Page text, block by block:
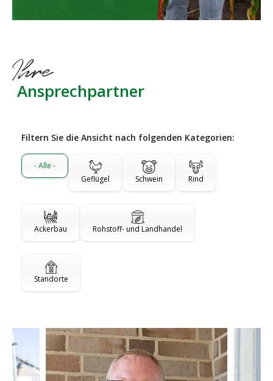
Ihre
Ansprechpartner
Filtern Sie die Ansicht nach folgenden Kategorien:
- Alle -
Geflügel
Schwein Rind
Ackerbau Rohstoff- und Landhandel
Standorte